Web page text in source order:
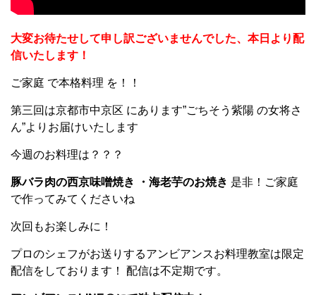
大変お待たせして申し訳ございませんでした、本日より配
信いたします！
ご家庭 で本格料理 を！！
第三回は京都市中京区 にあります”ごちそう紫陽 の女将さ
ん”よりお届けいたします
今週のお料理は？？？
豚バラ肉の西京味噌焼き ・海老芋のお焼き 是非！ご家庭
で作ってみてくださいね
次回もお楽しみに！
プロのシェフがお送りするアンビアンスお料理教室は限定
配信をしております！ 配信は不定期です。